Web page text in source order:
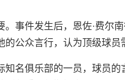
事件发生后，恩佐·费尔
公众言行，认为顶级球员
名俱乐部的一员，球员